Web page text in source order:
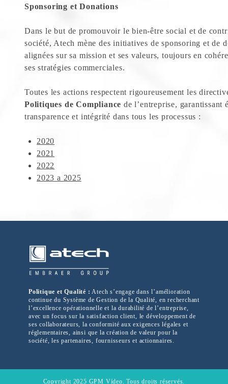
Sponsoring et Donations
Dans le but de promouvoir le bien-être social et de
société, Atech mène des initiatives de sponsoring et de
alignées sur sa mission et ses valeurs, toujours en
ses stratégies commerciales.
Toutes les actions respectent rigoureusement les
Politiques de Compliance de l’entreprise, garantissant
transparence et intégrité dans tous les processus :
2020
2021
2022
2023 a 2025
Politique et Qualité : Atech s’engage dans l’amélioration
continue du Système de Gestion de la Qualité, en recherchant
l’excellence opérationnelle et la durabilité de l’entreprise,
avec un focus sur la satisfaction client, le développement de
ses collaborateurs, la conformité aux exigences légales et
réglementaires, ainsi que la création de valeur pour la
société, les partenaires, fournisseurs et actionnaires.
Copyright 2025 GPM Vídeo. Tous droits réservés.